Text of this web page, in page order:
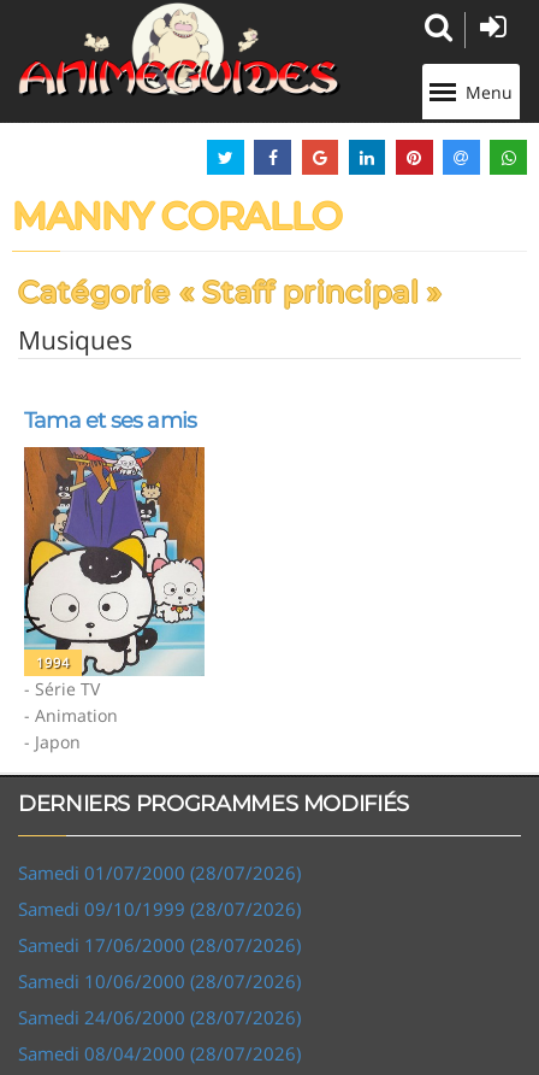
Menu
MANNY CORALLO
Catégorie « Staff principal »
Musiques
Tama et ses amis
1994
- Série TV
- Animation
- Japon
DERNIERS PROGRAMMES MODIFIÉS
Samedi 01/07/2000 (28/07/2026)
Samedi 09/10/1999 (28/07/2026)
Samedi 17/06/2000 (28/07/2026)
Samedi 10/06/2000 (28/07/2026)
Samedi 24/06/2000 (28/07/2026)
Samedi 08/04/2000 (28/07/2026)
Panneau de gestion des cookies